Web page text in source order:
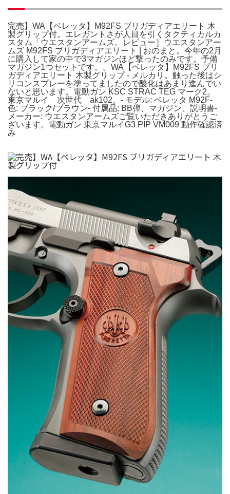
完売】WA【ベレッタ】M92FS ブリガディアエリート 木
製グリップ付。エレガントさが人目を引くタクティカルカ
スタム「ウエスタンアームズ。レビュー］ウエスタンアー
ムズ M92FS ブリガディアエリート | おのまと。今年の2月
に購入して家の中で3マガジンほど撃ったのみです。予備
マガジン1つセットです。。WA【ベレッタ】M92FS ブリ
ガディアエリート 木製グリップ - メルカリ。触った後はシ
リコンスプレーを塗ってましたので酸化はあまり進んでい
ないと思います。電動ガン KSC STRAC TEG マーク2。
東京マルイ 次世代 ak102。- モデル: ベレッタ M92F-
色: ブラック/ブラウン- 付属品: BB弾、マガジン、説明書-
メーカー: ウエスタンアームズご覧いただきありがとうご
ざいます。電動ガン 東京マルイG3 PIP VM009 動作確認済
み